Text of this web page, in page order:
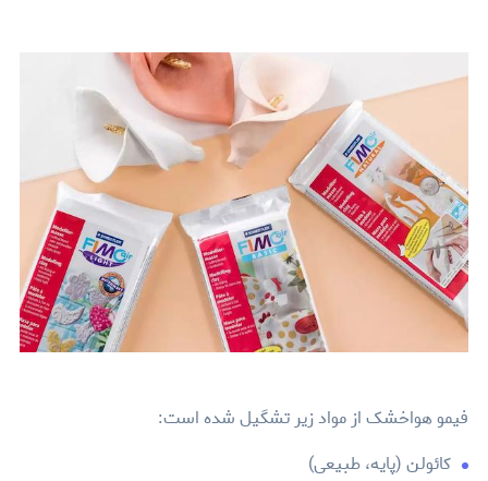
فیمو هواخشک از مواد زیر تشگیل شده است:
کائولن (پایه، طبیعی)